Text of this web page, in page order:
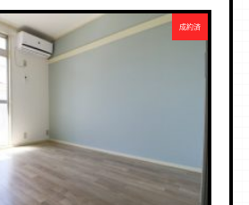
成約済